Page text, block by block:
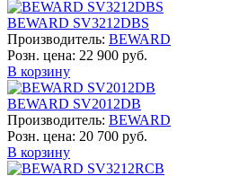
BEWARD SV3212DBS
Производитель: BEWARD
Розн. цена: 22 900 руб.
В корзину
BEWARD SV2012DB
Производитель: BEWARD
Розн. цена: 20 700 руб.
В корзину